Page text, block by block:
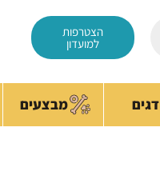
הצטרפות
למועדון
דגים מבצעים